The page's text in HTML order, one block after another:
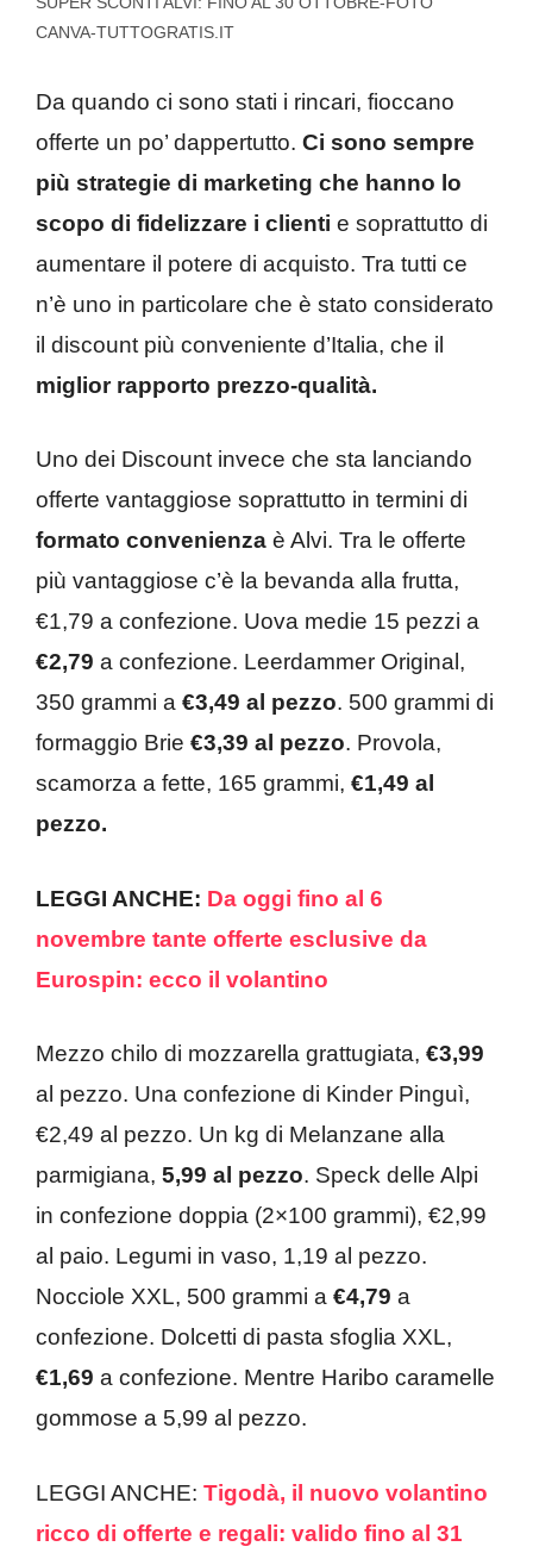
CANVA-TUTTOGRATIS.IT
Da quando ci sono stati i rincari, fioccano
offerte un po’ dappertutto. Ci sono sempre
più strategie di marketing che hanno lo
scopo di fidelizzare i clienti e soprattutto di
aumentare il potere di acquisto. Tra tutti ce
n’è uno in particolare che è stato considerato
il discount più conveniente d’Italia, che il
miglior rapporto prezzo-qualità.
Uno dei Discount invece che sta lanciando
offerte vantaggiose soprattutto in termini di
formato convenienza è Alvi. Tra le offerte
più vantaggiose c’è la bevanda alla frutta,
€1,79 a confezione. Uova medie 15 pezzi a
€2,79 a confezione. Leerdammer Original,
350 grammi a €3,49 al pezzo. 500 grammi di
formaggio Brie €3,39 al pezzo. Provola,
scamorza a fette, 165 grammi, €1,49 al
pezzo.
LEGGI ANCHE: Da oggi fino al 6
novembre tante offerte esclusive da
Eurospin: ecco il volantino
Mezzo chilo di mozzarella grattugiata, €3,99
al pezzo. Una confezione di Kinder Pinguì,
€2,49 al pezzo. Un kg di Melanzane alla
parmigiana, 5,99 al pezzo. Speck delle Alpi
in confezione doppia (2×100 grammi), €2,99
al paio. Legumi in vaso, 1,19 al pezzo.
Nocciole XXL, 500 grammi a €4,79 a
confezione. Dolcetti di pasta sfoglia XXL,
€1,69 a confezione. Mentre Haribo caramelle
gommose a 5,99 al pezzo.
LEGGI ANCHE: Tigodà, il nuovo volantino
ricco di offerte e regali: valido fino al 31